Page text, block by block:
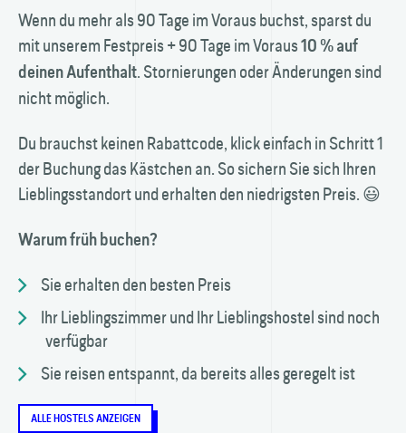
Wenn du mehr als 90 Tage im Voraus buchst, sparst du
mit unserem Festpreis + 90 Tage im Voraus10 % auf
deinen Aufenthalt. Stornierungen oder Änderungen sind
nicht möglich.
Du brauchst keinen Rabattcode, klick einfach in Schritt 1
der Buchung das Kästchen an. So sichern Sie sich Ihren
Lieblingsstandort und erhalten den niedrigsten Preis. 😃
Warum früh buchen?
Sie erhalten den besten Preis
Ihr Lieblingszimmer und Ihr Lieblingshostel sind noch
verfügbar
Sie reisen entspannt, da bereits alles geregelt ist
ALLE HOSTELS ANZEIGEN